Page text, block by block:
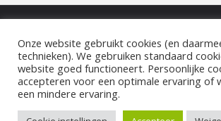
COOKIEBELEID | DISCLAIMER |
©2022 NGV Groningen
Onze website gebruikt cookies (en
technieken). We gebruiken standaard
website goed functioneert. Persoonlijke
accepteren voor een optimale ervaring of
een mindere ervaring.